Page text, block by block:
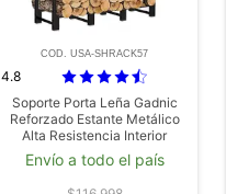
COD. USA-SHRACK57
4.8
Soporte Porta Leña Gadnic
Reforzado Estante Metálico
Alta Resistencia Interior
Exterior Usado
Envío a todo el país